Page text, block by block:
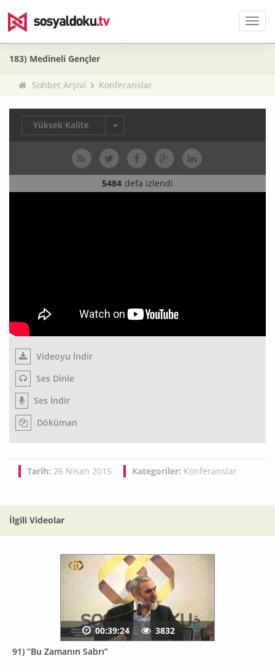
Menü
183) Medineli Gençler
Sohbet Arşivi Konferanslar
Yüksek Kalite
5484 defa izlendi
Videoyu İndir
Ses Dinle
Ses İndir
Döküman
Tarih: 26 Nisan 2015 Kategoriler: Konferanslar
İlgili Videolar
91) “Bu Zamanın Sabrı”
00:39:24 3832